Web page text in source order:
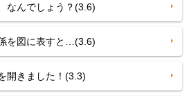
んでしょう？(3.6)
図に表すと…(3.6)
開きました！(3.3)